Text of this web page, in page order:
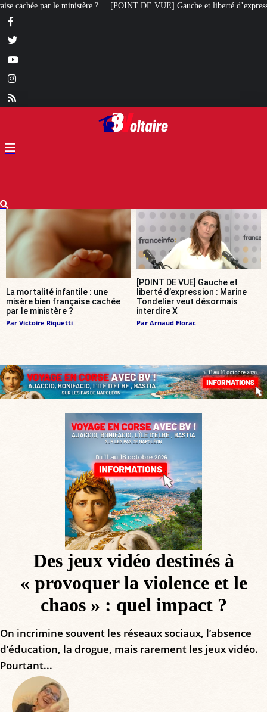
DE VUE] Gauche et liberté d’expression : Marine Tondelier veut
La mortalité infantile : une
misère bien française cachée
par le ministère ?
Par Victoire Riquetti
[POINT DE VUE] Gauche et
liberté d’expression : Marine
Tondelier veut désormais
interdire X
Par Arnaud Florac
Des jeux vidéo destinés à
« provoquer la violence et le
chaos » : quel impact ?
On incrimine souvent les réseaux sociaux, l’absence
d’éducation, la drogue, mais rarement les jeux vidéo.
Pourtant...